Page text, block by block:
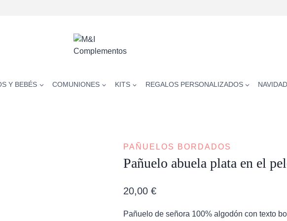
Y BEBÉS COMUNIONES KITS REGALOS PERSONALIZADOS NAVIDAD
PAÑUELOS BORDADOS
Pañuelo abuela plata en el
20,00 €
Pañuelo de señora 100% algodón con texto